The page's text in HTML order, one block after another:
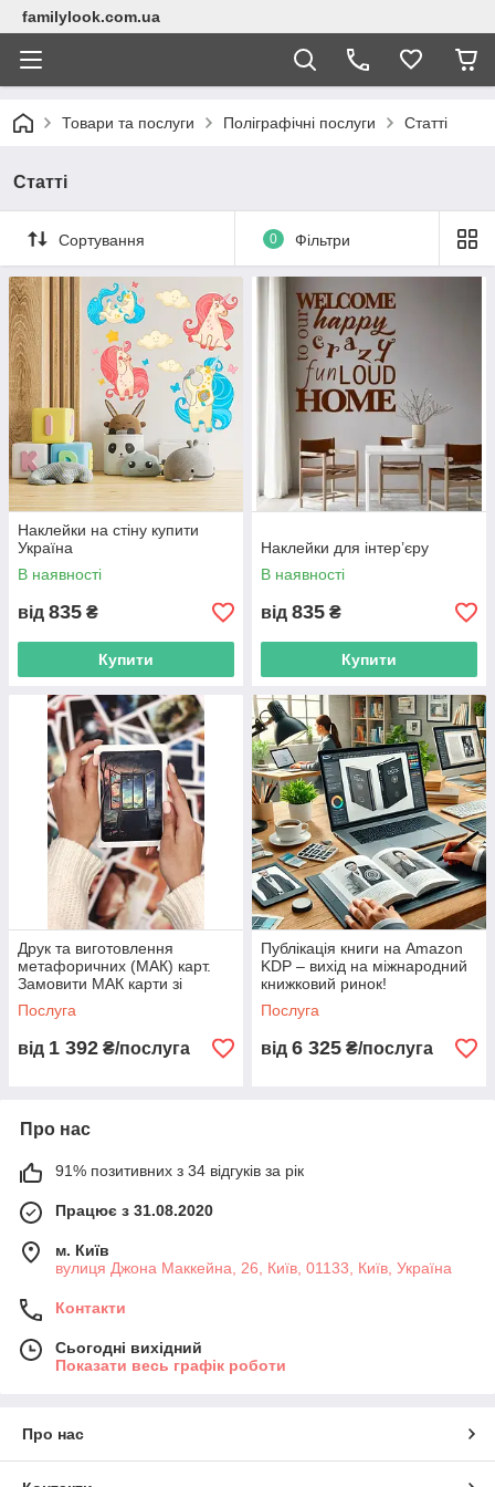
familylook.com.ua
Товари та послуги Поліграфічні послуги Статті
Статті
Сортування 0 Фільтри
Наклейки на стіну купити
Україна
В наявності
від 835 ₴
Купити
Наклейки для інтер’єру
В наявності
від 835 ₴
Купити
Друк та виготовлення
метафоричних (МАК) карт.
Замовити МАК карти зі
своїми малюнками
Послуга
від 1 392 ₴/послуга
Публікація книги на Amazon
KDP – вихід на міжнародний
книжковий ринок!
Послуга
від 6 325 ₴/послуга
Про нас
91% позитивних з 34 відгуків за рік
Працює з 31.08.2020
м. Київ
вулиця Джона Маккейна, 26, Київ, 01133, Київ, Україна
Контакти
Сьогодні вихідний
Показати весь графік роботи
Про нас